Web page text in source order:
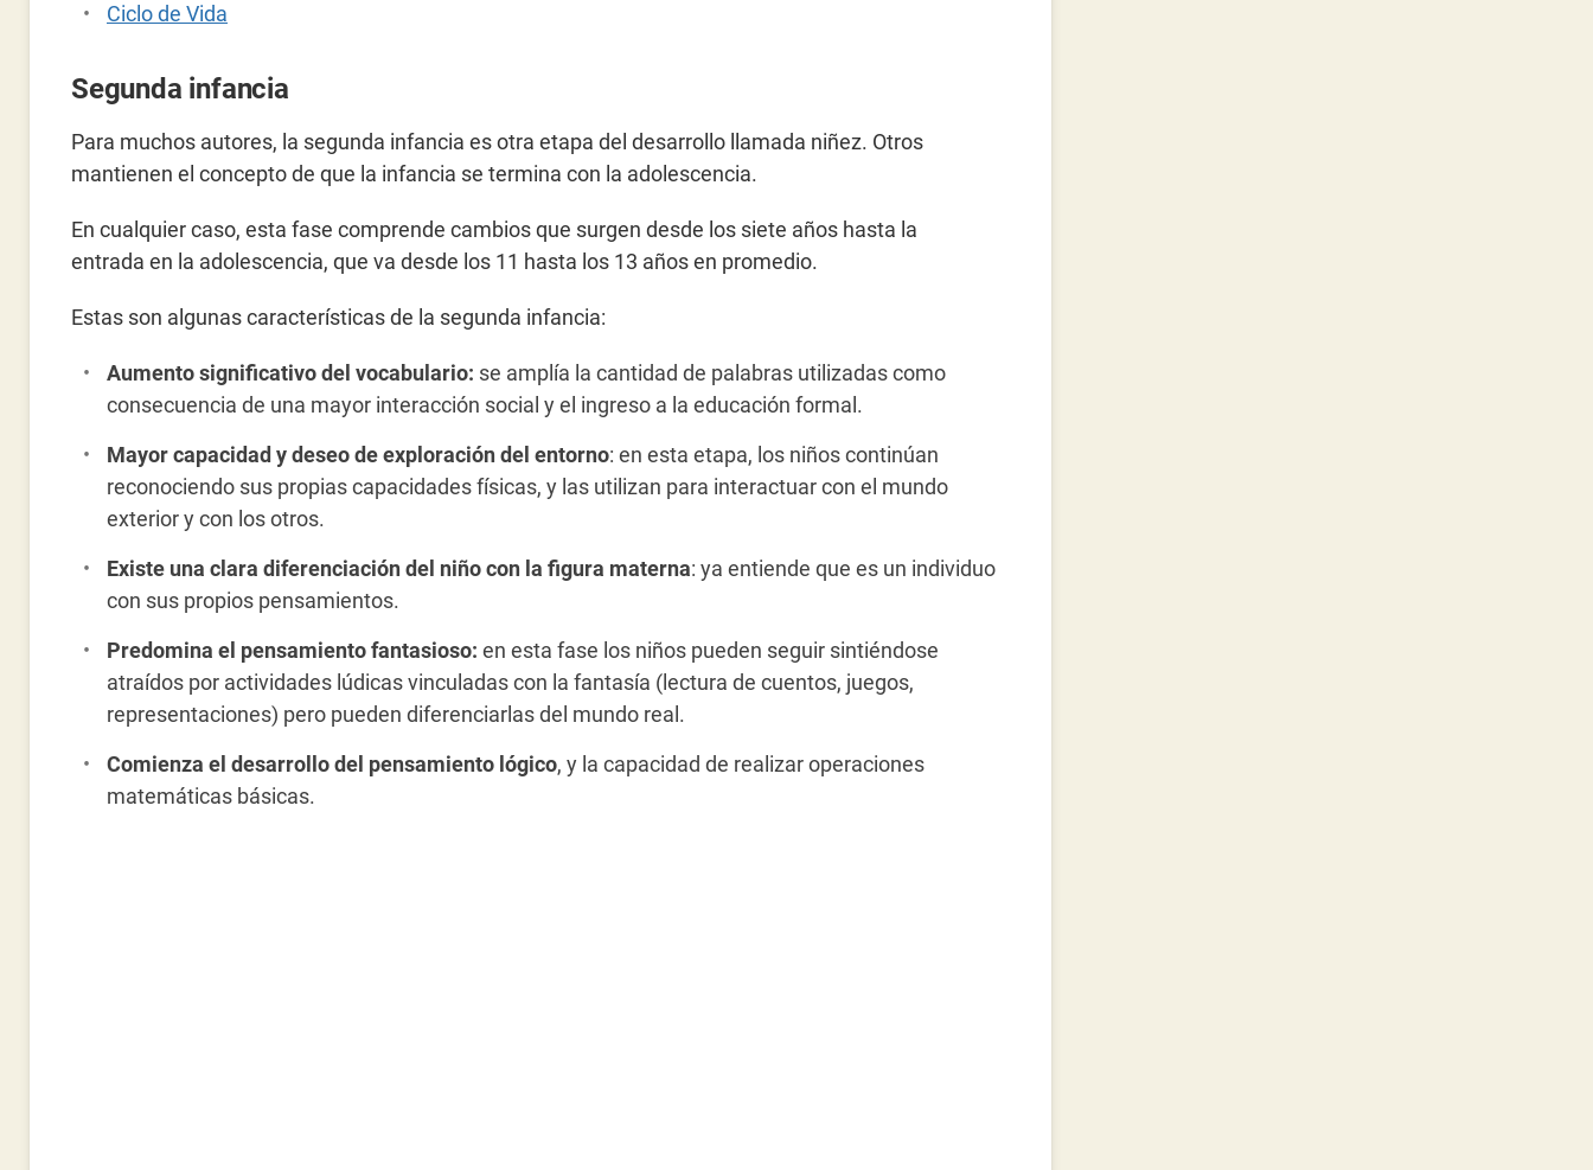
Ciclo de Vida
Segunda infancia
Para muchos autores, la segunda infancia es otra etapa del desarrollo llamada niñez. Otros
mantienen el concepto de que la infancia se termina con la adolescencia.
En cualquier caso, esta fase comprende cambios que surgen desde los siete años hasta la
entrada en la adolescencia, que va desde los 11 hasta los 13 años en promedio.
Estas son algunas características de la segunda infancia:
Aumento significativo del vocabulario: se amplía la cantidad de palabras utilizadas como
consecuencia de una mayor interacción social y el ingreso a la educación formal.
Mayor capacidad y deseo de exploración del entorno: en esta etapa, los niños continúan
reconociendo sus propias capacidades físicas, y las utilizan para interactuar con el mundo
exterior y con los otros.
Existe una clara diferenciación del niño con la figura materna: ya entiende que es un individuo
con sus propios pensamientos.
Predomina el pensamiento fantasioso: en esta fase los niños pueden seguir sintiéndose
atraídos por actividades lúdicas vinculadas con la fantasía (lectura de cuentos, juegos,
representaciones) pero pueden diferenciarlas del mundo real.
Comienza el desarrollo del pensamiento lógico, y la capacidad de realizar operaciones
matemáticas básicas.